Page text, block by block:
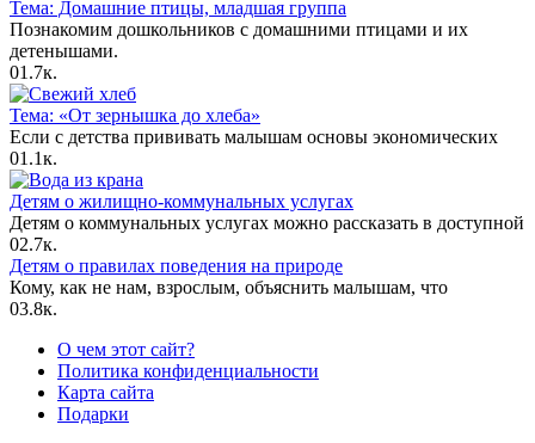
Тема: Домашние птицы, младшая группа
Познакомим дошкольников с домашними птицами и их
детенышами.
01.7к.
Тема: «От зернышка до хлеба»
Если с детства прививать малышам основы экономических
01.1к.
Детям о жилищно-коммунальных услугах
Детям о коммунальных услугах можно рассказать в доступной
02.7к.
Детям о правилах поведения на природе
Кому, как не нам, взрослым, объяснить малышам, что
03.8к.
О чем этот сайт?
Политика конфиденциальности
Карта сайта
Подарки